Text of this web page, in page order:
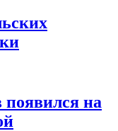
появился на